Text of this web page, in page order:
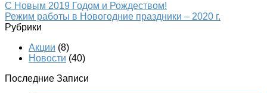
С Новым 2019 Годом и Рождеством!
Режим работы в Новогодние праздники – 2020 г.
Рубрики
Акции (8)
Новости (40)
Последние Записи